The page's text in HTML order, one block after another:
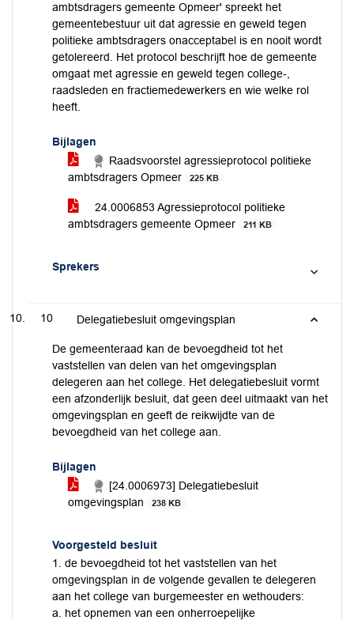
ambtsdragers gemeente Opmeer' spreekt het
gemeentebestuur uit dat agressie en geweld tegen
politieke ambtsdragers onacceptabel is en nooit wordt
getolereerd. Het protocol beschrijft hoe de gemeente
omgaat met agressie en geweld tegen college-,
raadsleden en fractiemedewerkers en wie welke rol
heeft.
Bijlagen
Raadsvoorstel agressieprotocol politieke
ambtsdragers Opmeer
225 KB
24.0006853 Agressieprotocol politieke
ambtsdragers gemeente Opmeer
211 KB
Sprekers
10 Delegatiebesluit omgevingsplan
De gemeenteraad kan de bevoegdheid tot het
vaststellen van delen van het omgevingsplan
delegeren aan het college. Het delegatiebesluit vormt
een afzonderlijk besluit, dat geen deel uitmaakt van het
omgevingsplan en geeft de reikwijdte van de
bevoegdheid van het college aan.
Bijlagen
[24.0006973] Delegatiebesluit
omgevingsplan
238 KB
Voorgesteld besluit
1. de bevoegdheid tot het vaststellen van het
omgevingsplan in de volgende gevallen te delegeren
aan het college van burgemeester en wethouders:
a. het opnemen van een onherroepelijke